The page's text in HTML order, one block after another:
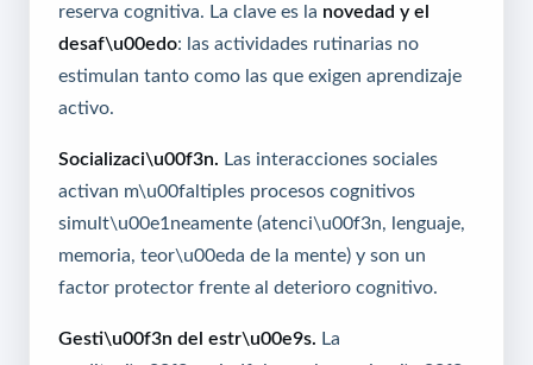
reserva cognitiva. La clave es la novedad y el
desaf\u00edo: las actividades rutinarias no
estimulan tanto como las que exigen aprendizaje
activo.
Socializaci\u00f3n.
Las interacciones sociales
activan m\u00faltiples procesos cognitivos
simult\u00e1neamente (atenci\u00f3n, lenguaje,
memoria, teor\u00eda de la mente) y son un
factor protector frente al deterioro cognitivo.
Gesti\u00f3n del estr\u00e9s. La